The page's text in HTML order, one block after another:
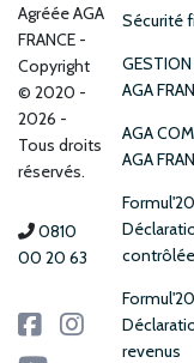
Agréée AGA
FRANCE
Copyright
© 2020 -
2026 -
Tous droits
réservés.
0810
00 20 63
Sécurité
AGA
AGA
AGA
contrôlée
revenus